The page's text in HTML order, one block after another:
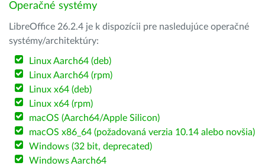
Operačné systémy
LibreOffice 26.2.4 je k dispozícii pre nasledujúce operačné
systémy/architektúry:
Linux Aarch64 (deb)
Linux Aarch64 (rpm)
Linux x64 (deb)
Linux x64 (rpm)
macOS (Aarch64/Apple Silicon)
macOS x86_64 (požadovaná verzia 10.14 alebo novšia)
Windows (32 bit, deprecated)
Windows Aarch64